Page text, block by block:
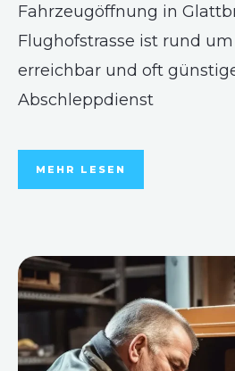
Fahrzeugöffnung in
Flughofstrasse ist rund
erreichbar und oft
Abschleppdienst
MEHR LESEN